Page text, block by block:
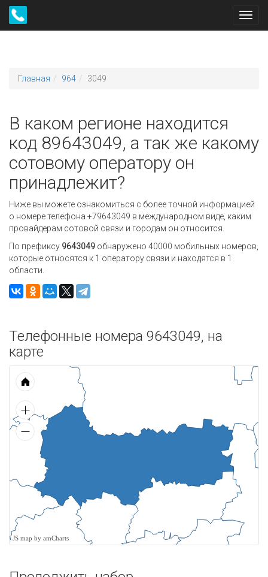
Главная 964 3049
В каком регионе находится
код 89643049, а так же какому
сотовому оператору он
принадлежит?
Ниже вы можете ознакомиться с более точной информацией
о номере телефона +79643049 в международном виде, каким
провайдерам сотовой связи и городам он относится.
По префиксу 9643049 обнаружено 40000 мобильных номеров,
которые относятся к 1 оператору связи и находятся в 1
области.
Телефонные номера 9643049, на
карте
JS map by amCharts